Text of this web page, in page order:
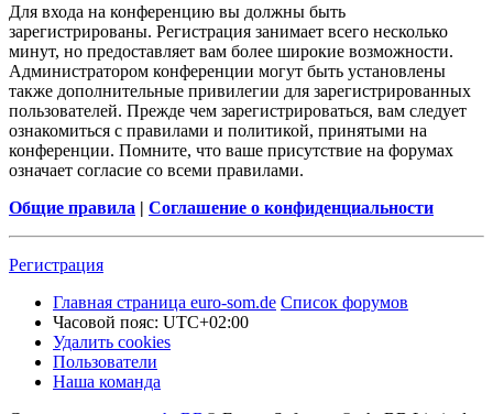
Для входа на конференцию вы должны быть
зарегистрированы. Регистрация занимает всего несколько
минут, но предоставляет вам более широкие возможности.
Администратором конференции могут быть установлены
также дополнительные привилегии для зарегистрированных
пользователей. Прежде чем зарегистрироваться, вам следует
ознакомиться с правилами и политикой, принятыми на
конференции. Помните, что ваше присутствие на форумах
означает согласие со всеми правилами.
Общие правила | Соглашение о конфиденциальности
Регистрация
Главная страница euro-som.de Список форумов
Часовой пояс: UTC+02:00
Удалить cookies
Пользователи
Наша команда